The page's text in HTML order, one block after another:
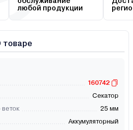
любой продукции
товаре
160742
Секатор
25 мм
Аккумуляторный